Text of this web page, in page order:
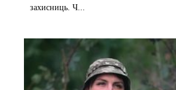
захисниць. Ч...